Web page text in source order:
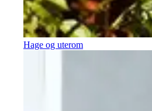
Hage og uterom